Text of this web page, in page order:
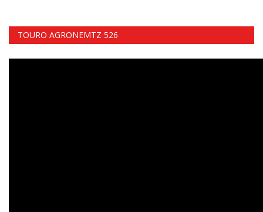
TOURO AGRONEMTZ 526